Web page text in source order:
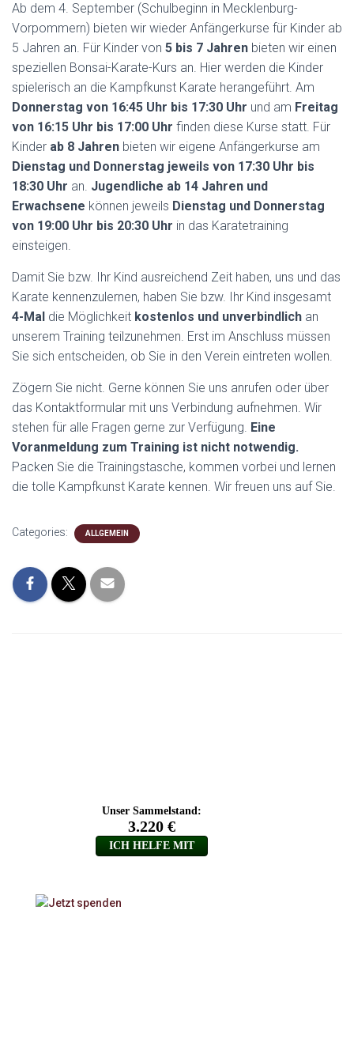
Ab dem 4. September (Schulbeginn in Mecklenburg-
Vorpommern) bieten wir wieder Anfängerkurse für Kinder ab
5 Jahren an. Für Kinder von 5 bis 7 Jahren bieten wir einen
speziellen Bonsai-Karate-Kurs an. Hier werden die Kinder
spielerisch an die Kampfkunst Karate herangeführt. Am
Donnerstag von 16:45 Uhr bis 17:30 Uhr und am Freitag
von 16:15 Uhr bis 17:00 Uhr finden diese Kurse statt. Für
Kinder ab 8 Jahren bieten wir eigene Anfängerkurse am
Dienstag und Donnerstag jeweils von 17:30 Uhr bis
18:30 Uhr an. Jugendliche ab 14 Jahren und
Erwachsene können jeweils Dienstag und Donnerstag
von 19:00 Uhr bis 20:30 Uhr in das Karatetraining
einsteigen.
Damit Sie bzw. Ihr Kind ausreichend Zeit haben, uns und das
Karate kennenzulernen, haben Sie bzw. Ihr Kind insgesamt
4-Mal die Möglichkeit kostenlos und unverbindlich an
unserem Training teilzunehmen. Erst im Anschluss müssen
Sie sich entscheiden, ob Sie in den Verein eintreten wollen.
Zögern Sie nicht. Gerne können Sie uns anrufen oder über
das Kontaktformular mit uns Verbindung aufnehmen. Wir
stehen für alle Fragen gerne zur Verfügung. Eine
Voranmeldung zum Training ist nicht notwendig.
Packen Sie die Trainingstasche, kommen vorbei und lernen
die tolle Kampfkunst Karate kennen. Wir freuen uns auf Sie.
Categories: ALLGEMEIN